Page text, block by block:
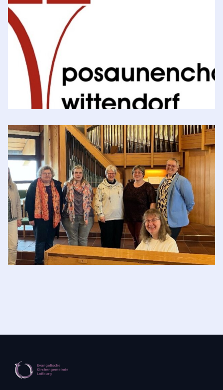
Posaunenchor Wittendorf
Evang. Gemeindehaus ,Wittendorf